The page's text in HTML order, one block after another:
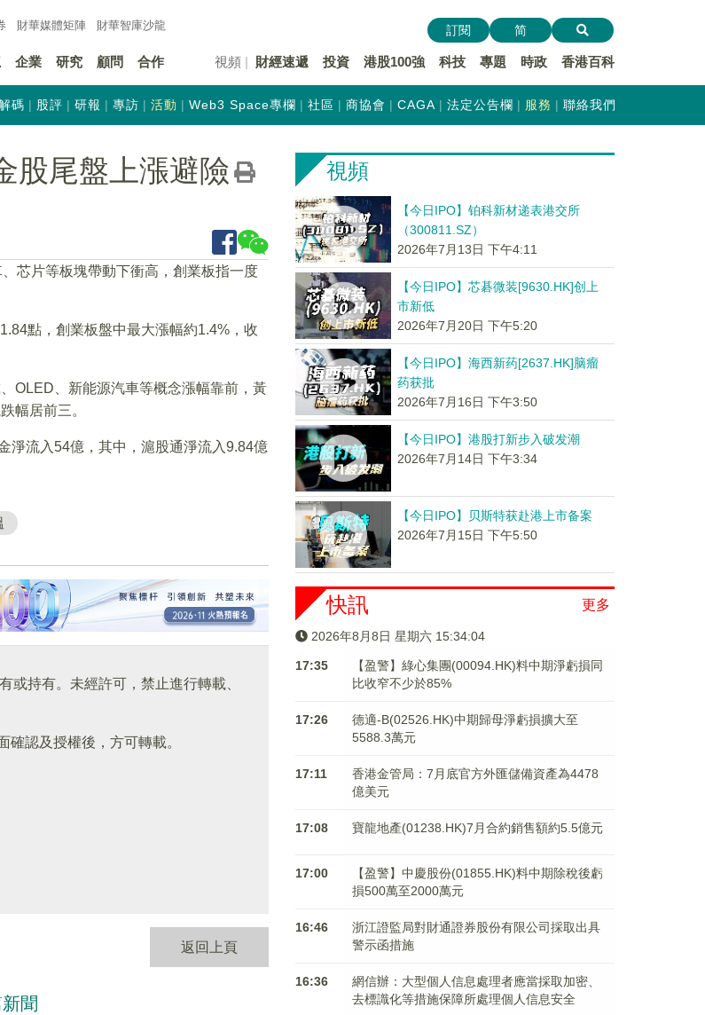
財華媒體矩陣 財華智庫沙龍
企業 研究 顧問 合作 視頻 財經速遞 投資 港股100強 科技 專題 時政 香港百科
訂閱 简
碼 股評 研報 專訪 活動 Web3 Space專欄 社區 商協會 CAGA 法定公告欄 服務 聯絡我們
股尾盤上漲避險
芯片等板塊帶動下衝高，創業板指一度
點，創業板盤中最大漲幅約1.4%，收
OLED、新能源汽車等概念漲幅靠前，黃
幅居前三。
淨流入54億，其中，滬股通淨流入9.84億
或持有。未經許可，禁止進行轉載、
確認及授權後，方可轉載。
返回上頁
聞
視頻
【今日IPO】铂科新材递表港交所
（300811.SZ）
2026年7月13日 下午4:11
【今日IPO】芯碁微装[9630.HK]创上
市新低
2026年7月20日 下午5:20
【今日IPO】海西新药[2637.HK]脑瘤
药获批
2026年7月16日 下午3:50
【今日IPO】港股打新步入破发潮
2026年7月14日 下午3:34
【今日IPO】贝斯特获赴港上市备案
2026年7月15日 下午5:50
更多
快訊
2026年8月8日 星期六 15:34:05
17:35
【盈警】綠心集團(00094.HK)料中期淨虧損同
比收窄不少於85%
17:26
德適-B(02526.HK)中期歸母淨虧損擴大至
5588.3萬元
17:11
香港金管局：7月底官方外匯儲備資產為4478
億美元
17:08 寶龍地產(01238.HK)7月合約銷售額約5.5億元
17:00
【盈警】中慶股份(01855.HK)料中期除稅後虧
損500萬至2000萬元
16:46
浙江證監局對財通證券股份有限公司採取出具
警示函措施
16:36
網信辦：大型個人信息處理者應當採取加密、
去標識化等措施保障所處理個人信息安全